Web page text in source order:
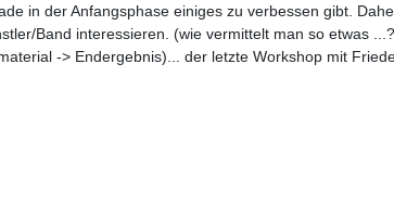
in der Anfangsphase einiges zu verbessen gibt.
Band interessieren. (wie vermittelt man so etwas
-> Endergebnis)... der letzte Workshop mit